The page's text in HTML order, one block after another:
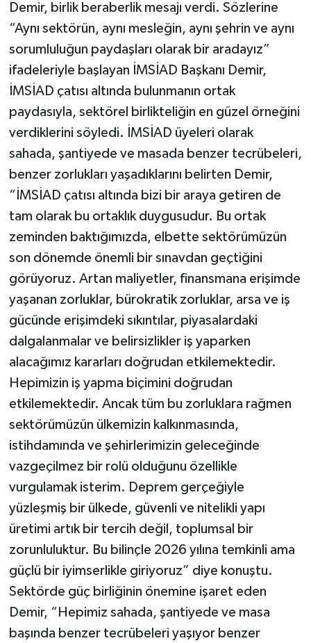
Demir, birlik beraberlik mesajı verdi. Sözlerine
“Aynı sektörün, aynı mesleğin, aynı şehrin ve aynı
sorumluluğun paydaşları olarak bir aradayız”
ifadeleriyle başlayan İMSİAD Başkanı Demir,
İMSİAD çatısı altında bulunmanın ortak
paydasıyla, sektörel birlikteliğin en güzel örneğini
verdiklerini söyledi. İMSİAD üyeleri olarak
sahada, şantiyede ve masada benzer tecrübeleri,
benzer zorlukları yaşadıklarını belirten Demir,
“İMSİAD çatısı altında bizi bir araya getiren de
tam olarak bu ortaklık duygusudur. Bu ortak
zeminden baktığımızda, elbette sektörümüzün
son dönemde önemli bir sınavdan geçtiğini
görüyoruz. Artan maliyetler, finansmana erişimde
yaşanan zorluklar, bürokratik zorluklar, arsa ve iş
gücünde erişimdeki sıkıntılar, piyasalardaki
dalgalanmalar ve belirsizlikler iş yaparken
alacağımız kararları doğrudan etkilemektedir.
Hepimizin iş yapma biçimini doğrudan
etkilemektedir. Ancak tüm bu zorluklara rağmen
sektörümüzün ülkemizin kalkınmasında,
istihdamında ve şehirlerimizin geleceğinde
vazgeçilmez bir rolü olduğunu özellikle
vurgulamak isterim. Deprem gerçeğiyle
yüzleşmiş bir ülkede, güvenli ve nitelikli yapı
üretimi artık bir tercih değil, toplumsal bir
zorunluluktur. Bu bilinçle 2026 yılına temkinli ama
güçlü bir iyimserlikle giriyoruz” diye konuştu.
Sektörde güç birliğinin önemine işaret eden
Demir, “Hepimiz sahada, şantiyede ve masa
başında benzer tecrübeleri yaşıyor benzer